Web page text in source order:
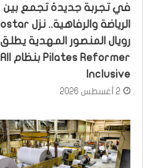
في تجربة جديدة تجمع بين
رويال المنصور المهدية يطلق
Pilates Reformer بنظام All
Inclusive
2 أغسطس 2026